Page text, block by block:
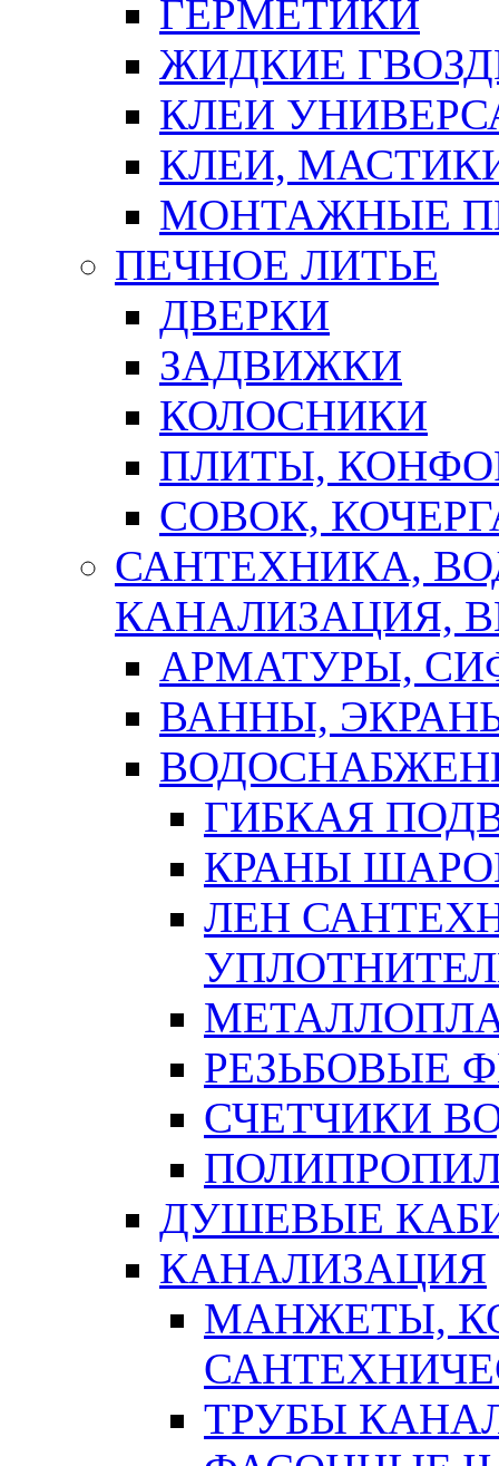
ГЕРМЕТИКИ
ЖИДКИЕ
КЛЕИ
КЛЕИ,
МОНТАЖНЫЕ
ПЕЧНОЕ ЛИТЬЕ
ДВЕРКИ
ЗАДВИЖКИ
КОЛОСНИКИ
ПЛИТЫ,
СОВОК,
САНТЕХНИКА,
КАНАЛИЗАЦИЯ,
АРМАТУРЫ,
ВАННЫ,
ГИБКАЯ
КРАНЫ
ЛЕН
РЕЗЬБОВЫЕ
СЧЕТЧИКИ
ДУШЕВЫЕ
КАНАЛИЗАЦИЯ
МАНЖЕТЫ,
ТРУБЫ